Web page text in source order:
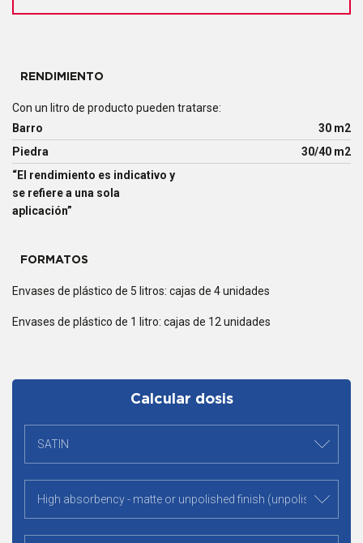
RENDIMIENTO
Con un litro de producto pueden tratarse:
Barro
30 m2
Piedra
30/40 m2
“El rendimiento es indicativo y
se refiere a una sola
aplicación”
FORMATOS
Envases de plástico de 5 litros: cajas de 4 unidades
Envases de plástico de 1 litro: cajas de 12 unidades
Calcular dosis